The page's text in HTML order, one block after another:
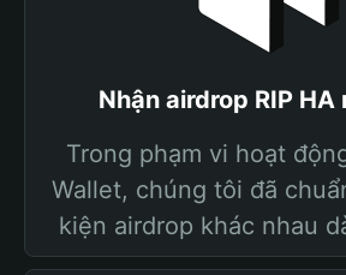
Nhận airdrop RIP HA
Trong phạm vi hoạt
Wallet, chúng tôi đã
kiện airdrop khác nhau